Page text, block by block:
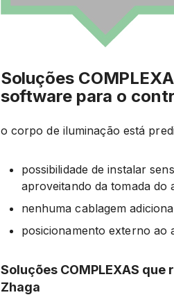
Soluções
software para o
o corpo de iluminação está
possibilidade de instalar
aproveitando da tomada do
nenhuma cablagem
posicionamento externo ao
Soluções COMPLEXAS
Zhaga